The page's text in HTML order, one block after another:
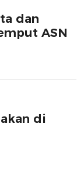
dan
ASN
di